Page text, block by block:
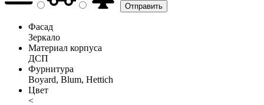
Фасад
Зеркало
Материал корпуса
ДСП
Фурнитура
Boyard, Blum, Hettich
Цвет
<